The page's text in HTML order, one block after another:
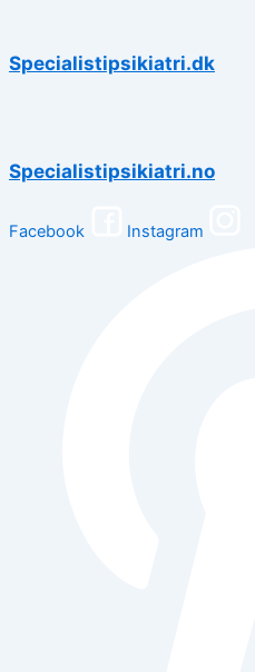
Specialistipsikiatri.dk
Specialistipsikiatri.no
Facebook Instagram